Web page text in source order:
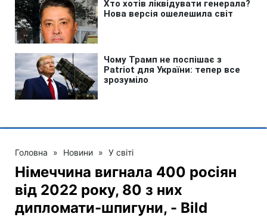
Головна » Новини » У світі
Німеччина вигнала 400 росіян
від 2022 року, 80 з них
дипломати-шпигуни, - Bild